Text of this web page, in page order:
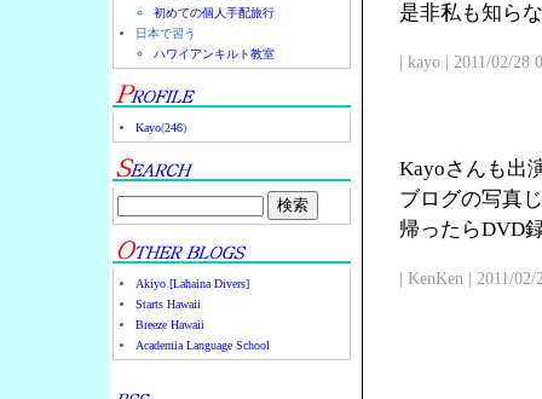
初めての個人手配旅行
日本で習う
ハワイアンキルト教室
Kayo(246)
Akiyo [Lahaina Divers]
Starts Hawaii
Breeze Hawaii
Academia Language School
是非私も知ら
| kayo | 2011/02/28
Kayoさんも出
ブログの写真
帰ったらDVD
| KenKen | 2011/